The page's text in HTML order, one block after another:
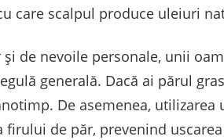
care scalpul produce uleiuri
de nevoile personale, unii
generală. Dacă ai părul
De asemenea,
de păr, prevenind